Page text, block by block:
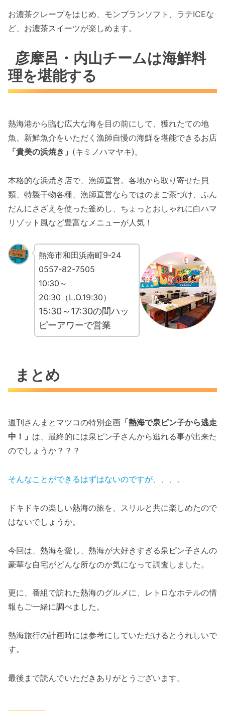
お濃茶クレープをはじめ、モンブランソフト、ラテICEな
ど、お濃茶スイーツが楽しめます。
彦摩呂・内山チームは海鮮料
理を堪能する
熱海港から臨む広大な海を目の前にして、獲れたての地
魚、新鮮魚介をいただく漁師自慢の海鮮を堪能できるお店
「貴美の浜焼き」 (キミノハマヤキ)。
本格的な浜焼き店で、漁師直営。各地から取り寄せた貝
類、特製干物各種、漁師直営ならではのまご茶づけ、ふん
だんにさざえを使った釜めし、ちょっとおしゃれに白ハマ
リゾット風など豊富なメニューが人気！
熱海市和田浜南町9-24
0557-82-7505
10:30～
20:30（L.O.19:30）
15:30～17:30の間ハッ
ピーアワーで営業
まとめ
週刊さんまとマツコの特別企画 「熱海で泉ピン子から逃走
中！」 は、最終的には泉ピン子さんから逃れる事が出来た
のでしょうか？？？
そんなことができるはずはないのですが、、、。
ドキドキの楽しい熱海の旅を、スリルと共に楽しめたので
はないでしょうか。
今回は、熱海を愛し、熱海が大好きすぎる泉ピン子さんの
豪華な自宅がどんな所なのか気になって調査しました。
更に、番組で訪れた熱海のグルメに、レトロなホテルの情
報もご一緒に調べました。
熱海旅行の計画時には参考にしていただけるとうれしいで
す。
最後まで読んでいただきありがとうございます。